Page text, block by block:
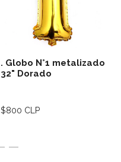
. Globo N°1 metalizado
32" Dorado
$800 CLP